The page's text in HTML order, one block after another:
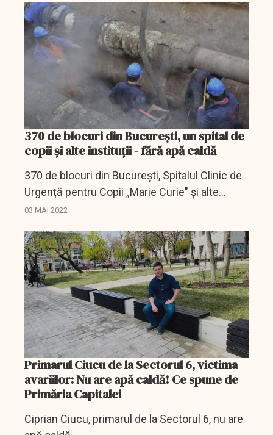
o pompă de...
370 de blocuri din București, un spital de
copii și alte instituții - fără apă caldă
370 de blocuri din București, Spitalul Clinic de
Urgență pentru Copii „Marie Curie" și alte
instituții rămân până sâmbătă fără apă caldă.
03 MAI 2022
Primarul Ciucu de la Sectorul 6, victima
avariilor: Nu are apă caldă! Ce spune de
Primăria Capitalei
Ciprian Ciucu, primarul de la Sectorul 6, nu are